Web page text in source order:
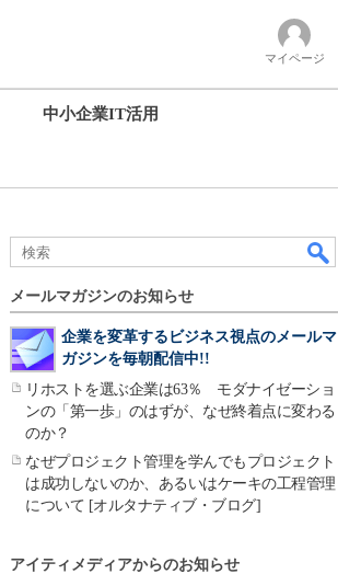
マイページ
中小企業IT活用
メールマガジンのお知らせ
企業を変革するビジネス視点のメールマ
ガジンを毎朝配信中!!
リホストを選ぶ企業は63％ モダナイゼーショ
ンの「第一歩」のはずが、なぜ終着点に変わる
のか？
なぜプロジェクト管理を学んでもプロジェクト
は成功しないのか、あるいはケーキの工程管理
について [オルタナティブ・ブログ]
アイティメディアからのお知らせ